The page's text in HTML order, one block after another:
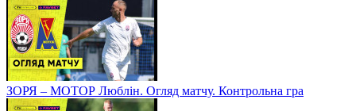
ЗОРЯ – МОТОР Люблін. Огляд матчу. Контрольна гра